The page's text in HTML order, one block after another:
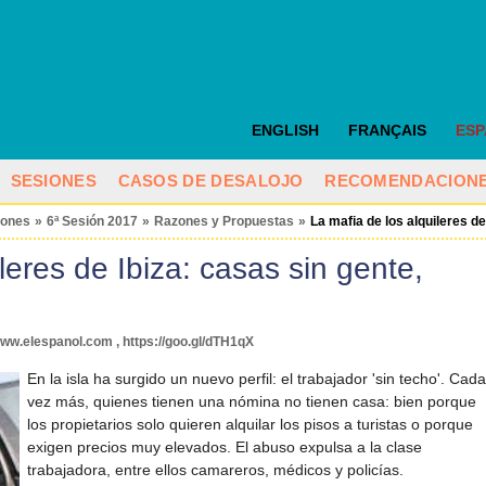
ENGLISH FRANÇAIS
SESIONES CASOS DE DESALOJO
» 6ª Sesión 2017 » Razones y Propuestas » La mafia de los alquileres
de Ibiza: casas sin gente,
, https://goo.gl/dTH1qX
En la isla ha surgido un nuevo perfil: el trabajador 'sin techo'. Cada
vez más, quienes tienen una nómina no tienen casa: bien porque
los propietarios solo quieren alquilar los pisos a turistas o porque
exigen precios muy elevados. El abuso expulsa a la clase
trabajadora, entre ellos camareros, médicos y policías.